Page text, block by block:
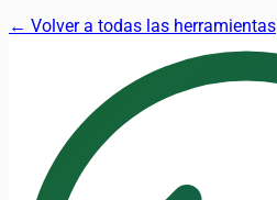
← Volver a todas las herramientas